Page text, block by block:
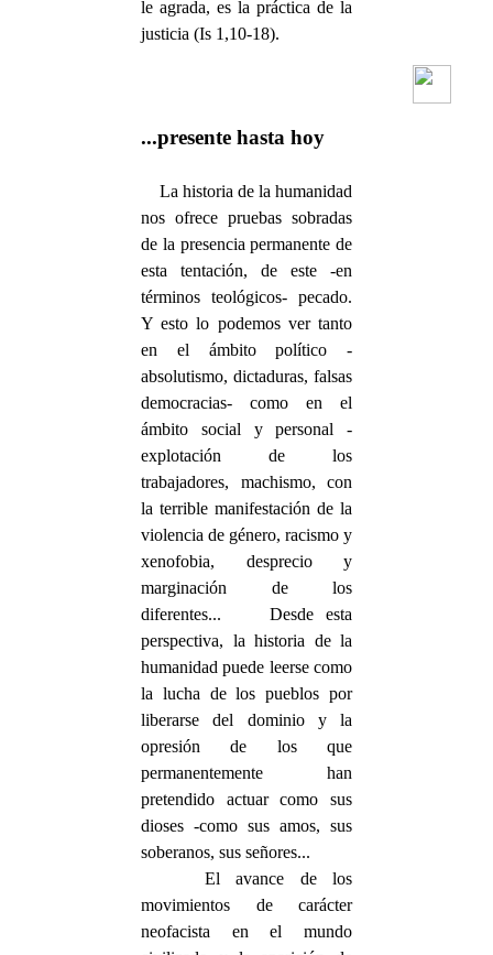
le agrada, es la práctica de la
justicia (Is 1,10-18).
...presente hasta hoy
La historia de la humanidad
nos ofrece pruebas sobradas
de la presencia permanente de
esta tentación, de este -en
términos teológicos- pecado.
Y esto lo podemos ver tanto
en el ámbito político -
absolutismo, dictaduras, falsas
democracias- como en el
ámbito social y personal -
explotación de los
trabajadores, machismo, con
la terrible manifestación de la
violencia de género, racismo y
xenofobia, desprecio y
marginación de los
diferentes... Desde esta
perspectiva, la historia de la
humanidad puede leerse como
la lucha de los pueblos por
liberarse del dominio y la
opresión de los que
permanentemente han
pretendido actuar como sus
dioses -como sus amos, sus
soberanos, sus señores...
El avance de los
movimientos de carácter
neofacista en el mundo